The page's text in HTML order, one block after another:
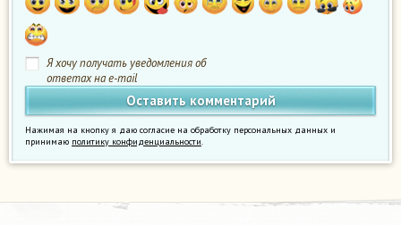
Я хочу получать уведомления об
ответах на e-mail
Нажимая на кнопку я даю согласие на обработку персональных данных и
принимаю политику конфиденциальности.